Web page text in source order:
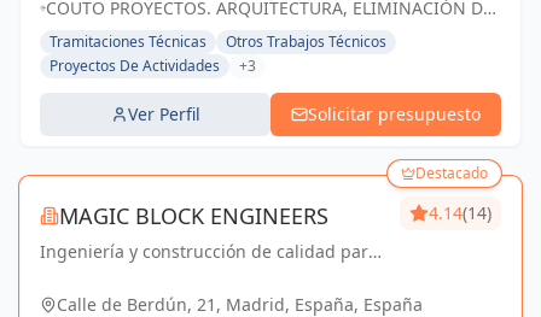
profesional...
COUTO PROYECTOS. ARQUITECTURA, ELIMINACIÓN DE
BARRERAS Y MEJORA DE ENVOLVENTES TÉRMICAS EN
NAVARRA, 31191 CORDOVILLA, ESPAÑA, España
Tramitaciones Técnicas
Otros Trabajos Técnicos
Proyectos De Actividades
+3
Ver Perfil Solicitar presupuesto
Destacado
MAGIC BLOCK ENGINEERS
Ingeniería y construcción de calidad para
Nueva.
4.14(14)
Calle de Berdún, 21, Madrid, España, España